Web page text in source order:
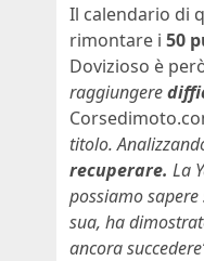
Il calendario di
rimontare i 50
Dovizioso è
raggiungere
titolo.
recuperare. La
possiamo
sua, ha
ancora